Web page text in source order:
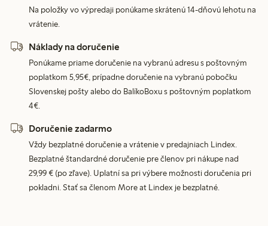
Na položky vo výpredaji ponúkame skrátenú 14-dňovú lehotu na
vrátenie.
Náklady na doručenie
Ponúkame priame doručenie na vybranú adresu s poštovným
poplatkom 5,95€, prípadne doručenie na vybranú pobočku
Slovenskej pošty alebo do BalíkoBoxu s poštovným poplatkom
4€.
Doručenie zadarmo
Vždy bezplatné doručenie a vrátenie v predajniach Lindex.
Bezplatné štandardné doručenie pre členov pri nákupe nad
29,99 € (po zľave). Uplatní sa pri výbere možnosti doručenia pri
pokladni. Stať sa členom More at Lindex je bezplatné.